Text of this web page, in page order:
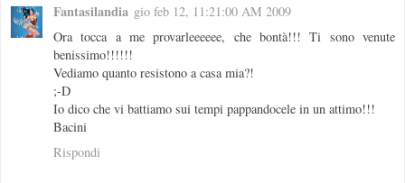
Fantasilandia gio feb 12, 11:21:00 AM 2009
Ora tocca a me provarleeeeee, che bontà!!! Ti sono venute
benissimo!!!!!!
Vediamo quanto resistono a casa mia?!
;-D
Io dico che vi battiamo sui tempi pappandocele in un attimo!!!
Bacini
Rispondi